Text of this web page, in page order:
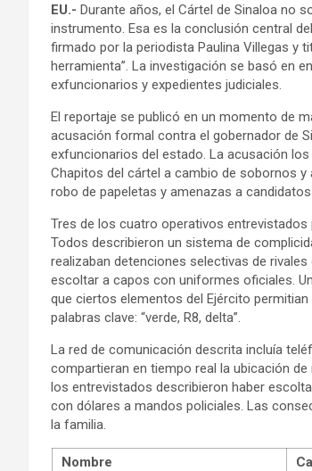
EU.- Durante años, el Cártel de Sinaloa no
instrumento. Esa es la conclusión central
firmado por la periodista Paulina Villegas y
herramienta”. La investigación se basó en
exfuncionarios y expedientes judiciales.
El reportaje se publicó en un momento de
acusación formal contra el gobernador de
exfuncionarios del estado. La acusación
Chapitos del cártel a cambio de sobornos
robo de papeletas y amenazas a
Tres de los cuatro operativos
Todos describieron un sistema de
realizaban detenciones selectivas de
escoltar a capos con uniformes oficiales.
que ciertos elementos del Ejército
palabras clave: “verde, R8, delta”.
La red de comunicación descrita incluía
compartieran en tiempo real la ubicación
los entrevistados describieron haber
con dólares a mandos policiales. Las
la familia.
Nombre